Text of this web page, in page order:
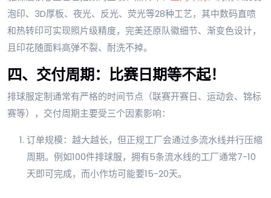
泡印、3D厚板、夜光、反光、荧光等28种工艺，其中数码直喷
和热转印可实现照片级精度，完美还原队徽细节、渐变色设计，
且印花随面料高弹不裂、耐洗不掉。
四、交付周期：比赛日期等不起！
排球服定制通常有严格的时间节点（联赛开赛日、运动会、锦标
赛等），交付周期主要受三个因素影响：
订单规模：越大越长，但正规工厂会通过多流水线并行压缩
周期。例如100件排球服，拥有5条流水线的工厂通常7-10
天即可完成，而小作坊可能要15-20天。